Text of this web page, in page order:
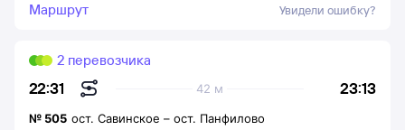
Маршрут Увидели ошибку?
22:31 23:13
42 м
2 перевозчика
№ 505 ост. Савинское – ост. Панфилово